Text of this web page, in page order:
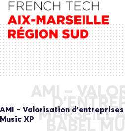
AMI –
BABEL
AMI – Valorisation
Music XP